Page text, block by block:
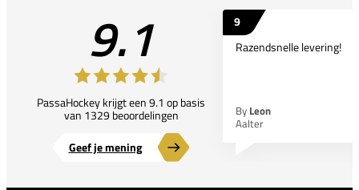
9.1
PassaHockey krijgt een 9.1 op basis
van 1329 beoordelingen
Geef je mening
9
Razendsnelle levering!
By Leon
Aalter